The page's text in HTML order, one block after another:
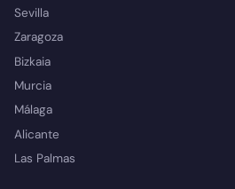
Sevilla
Zaragoza
Bizkaia
Murcia
Málaga
Alicante
Las Palmas